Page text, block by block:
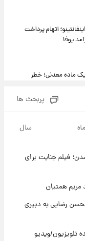
اتهام پرداخت
یوفا
ماده معدنی؛ خطر
عکس
پربحث ها
ماه سال
فیلم جنایت برای
مریم همتیان
رضایی به دبیری
تلویزیون/ویدیو